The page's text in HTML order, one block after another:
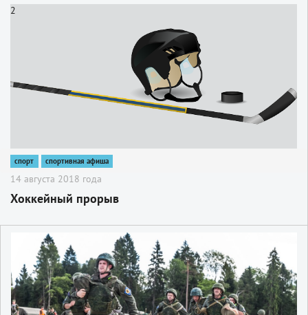
2
спорт спортивная афиша
14 августа 2018 года
Хоккейный прорыв